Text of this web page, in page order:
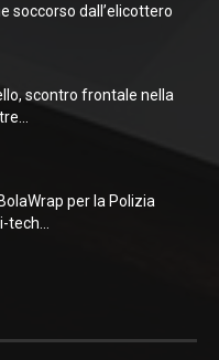
soccorso dall’elicottero
scontro frontale nella
per la Polizia